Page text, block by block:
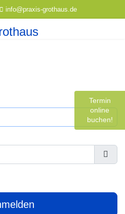
info@praxis-grothaus.de
Termin
online
buchen!